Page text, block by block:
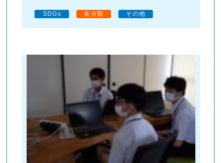
SDGs 未分類 その他